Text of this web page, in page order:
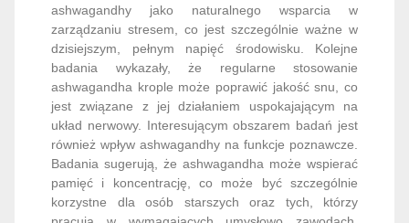
ashwagandha krople może poprawić jakość snu, co
jest związane z jej działaniem uspokajającym na
układ nerwowy. Interesującym obszarem badań jest
również wpływ ashwagandhy na funkcje poznawcze.
Badania sugerują, że ashwagandha może wspierać
pamięć i koncentrację, co może być szczególnie
korzystne dla osób starszych oraz tych, którzy
pracują w wymagających umysłowo zawodach.
Dodatkowo, coraz więcej dowodów naukowych
wskazuje na to, że ashwagandha może wspierać
zdrowie układu odpornościowego poprzez